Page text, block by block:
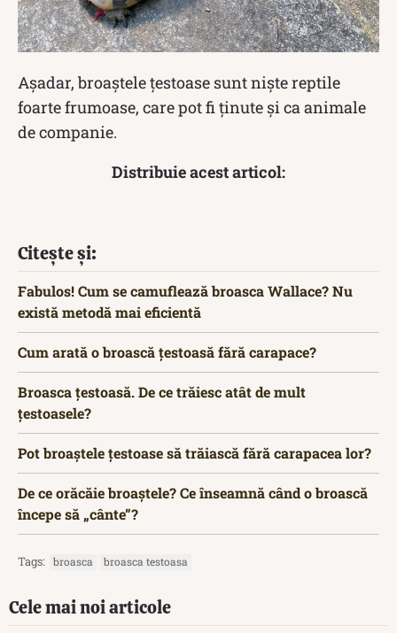
Așadar, broaștele țestoase sunt niște reptile
foarte frumoase, care pot fi ținute și ca animale
de companie.
Distribuie acest articol:
Citește și:
Fabulos! Cum se camuflează broasca Wallace? Nu
există metodă mai eficientă
Cum arată o broască țestoasă fără carapace?
Broasca țestoasă. De ce trăiesc atât de mult
țestoasele?
Pot broaștele țestoase să trăiască fără carapacea lor?
De ce orăcăie broaștele? Ce înseamnă când o broască
începe să „cânte”?
Tags: broasca broasca testoasa
Cele mai noi articole